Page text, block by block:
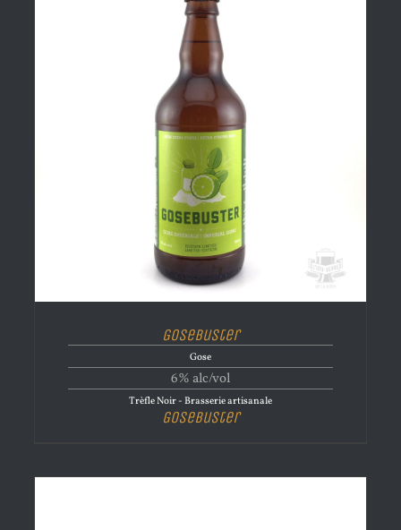
Gosebuster
Gose
6% alc/vol
Trèfle Noir - Brasserie artisanale
Gosebuster